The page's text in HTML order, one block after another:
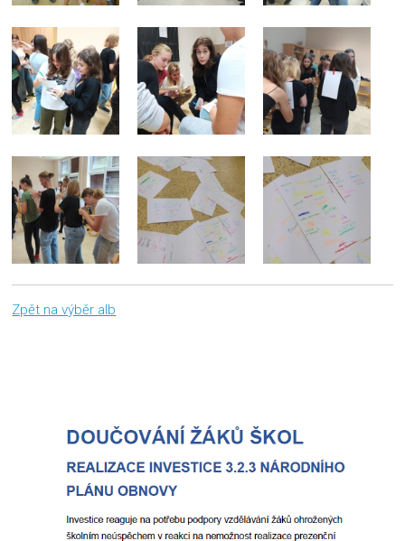
Zpět na výběr alb